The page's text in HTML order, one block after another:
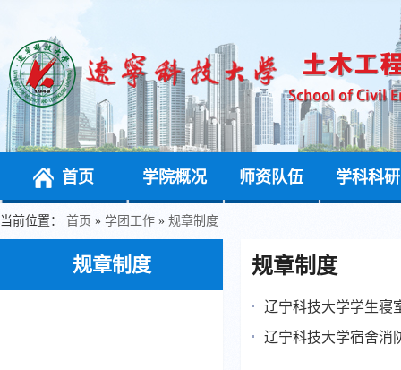
首页 学院概况 师资队伍 学科科研
当前位置： 首页 » 学团工作 » 规章制度
规章制度 规章制度
辽宁科技大学学生寝
辽宁科技大学宿舍消